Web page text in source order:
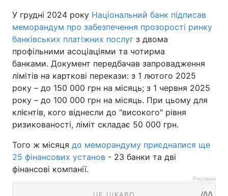
У грудні 2024 року Національний банк підписав
меморандум про забезпечення прозорості ринку
банківських платіжних послуг з двома
профільними асоціаціями та чотирма
банками. Документ передбачав запровадження
лімітів на карткові перекази: з 1 лютого 2025
року – до 150 000 грн на місяць; з 1 червня 2025
року – до 100 000 грн на місяць. При цьому для
клієнтів, кого віднесли до "високого" рівня
ризикованості, ліміт складає 50 000 грн.
Того ж місяця до меморандуму приєдналися ще
25 фінансових установ - 23 банки та дві
фінансові компанії.
Реклама